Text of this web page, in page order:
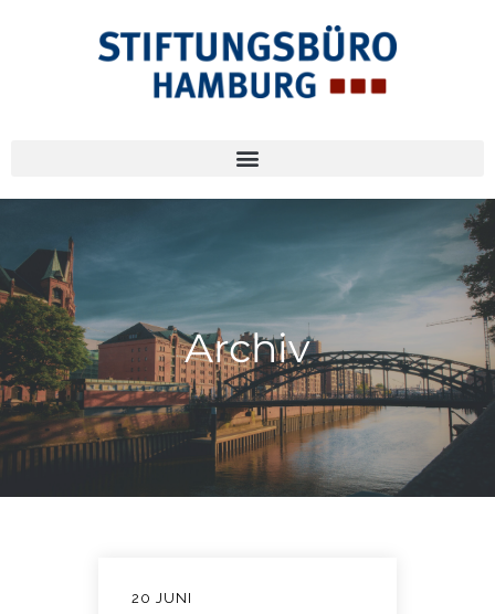
Archiv
20 JUNI